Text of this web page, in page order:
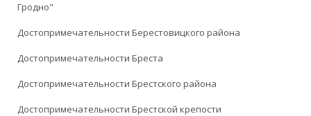
Гродно"
Достопримечательности Берестовицкого района
Достопримечательности Бреста
Достопримечательности Брестского района
Достопримечательности Брестской крепости